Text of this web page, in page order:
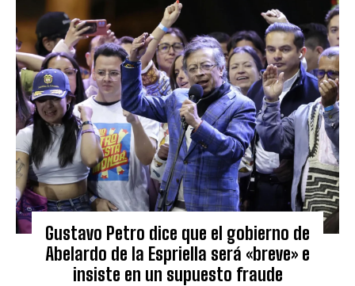
Gustavo Petro dice que el gobierno de
Abelardo de la Espriella será «breve» e
insiste en un supuesto fraude